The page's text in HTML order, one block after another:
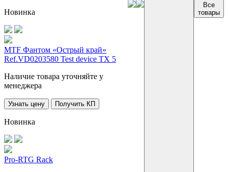
Новинка
MTF Фантом «Острый край»
Ref.VD0203580 Test device TX 5
Наличие товара уточняйте у
менеджера
Узнать цену Получить КП
Новинка
Pro-RTG Rack
Все
товары